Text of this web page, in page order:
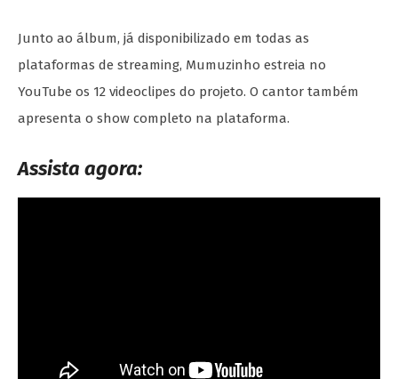
Junto ao álbum, já disponibilizado em todas as
plataformas de streaming, Mumuzinho estreia no
YouTube os 12 videoclipes do projeto. O cantor também
apresenta o show completo na plataforma.
Assista agora: